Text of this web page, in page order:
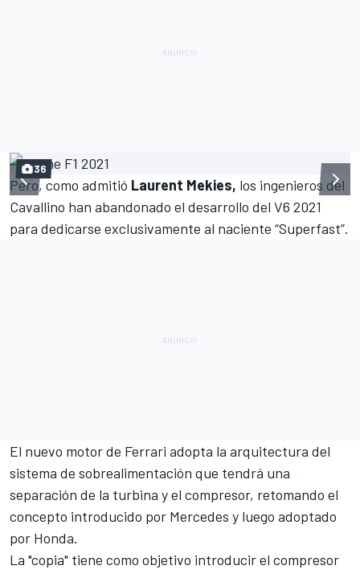
36
Pero, como admitió Laurent Mekies, los ingenieros del
Cavallino han abandonado el desarrollo del V6 2021
para dedicarse exclusivamente al naciente “Superfast”.
El nuevo motor de Ferrari adopta la arquitectura del
sistema de sobrealimentación que tendrá una
separación de la turbina y el compresor, retomando el
concepto introducido por Mercedes y luego adoptado
por Honda.
La "copia" tiene como objetivo introducir el compresor